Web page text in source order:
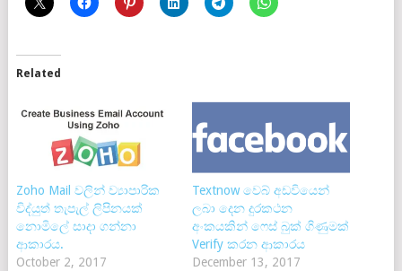
Related
Zoho Mail වලින් ව්‍යාපාරික
විද්යුත් තැපැල් ලිපිනයක්
නොමිලේ සාදා ගන්නා
ආකාරය.
October 2, 2017
Textnow වෙබ් අඩවියෙන්
ලබා දෙන දුරකථන
අංකයකින් ෆෙස් බුක් ගිණුමක්
Verify කරන ආකාරය
December 13, 2017